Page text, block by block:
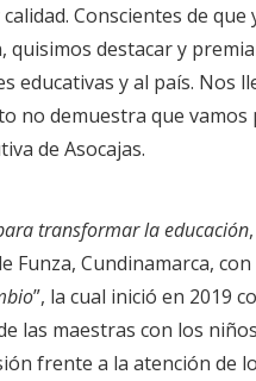
Conscientes de
destacar y
educativas y al país. Nos
no demuestra que
de Asocajas.
transformar la educación
Funza, Cundinamarca,
”, la cual inició en 2019
las maestras con los
frente a la atención